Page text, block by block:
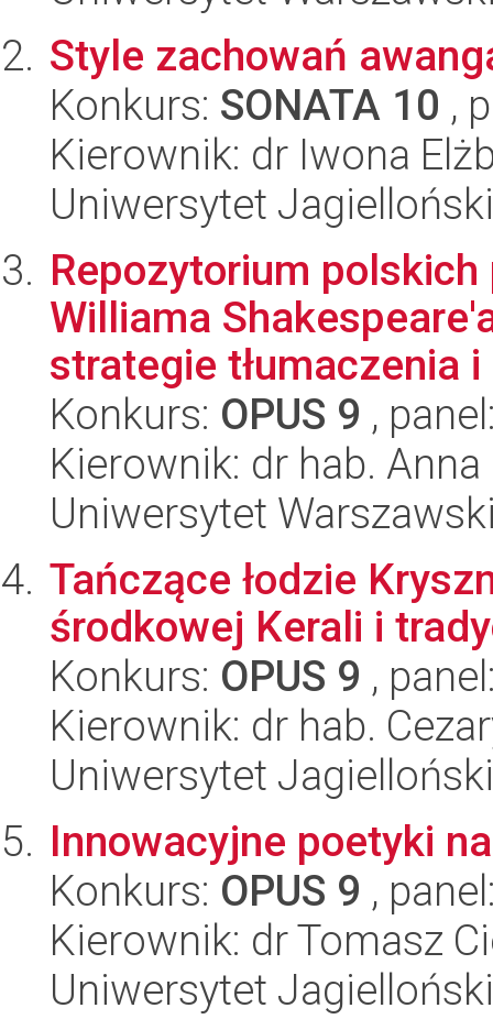
Style zachowań
Konkurs: SONATA 10 ,
Kierownik: dr Iwona
Uniwersytet
Repozytorium
Williama
strategie tłumaczenia
Konkurs: OPUS 9 ,
Kierownik: dr hab.
Uniwersytet
Tańczące łodzie
środkowej Kerali i
Konkurs: OPUS 9 ,
Kierownik: dr hab.
Uniwersytet
Innowacyjne poetyki
Konkurs: OPUS 9 ,
Kierownik: dr Tomasz
Uniwersytet